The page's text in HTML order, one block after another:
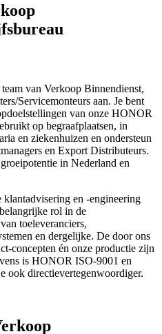
van Verkoop Binnendienst,
Servicemonteurs aan. Je bent
van onze HONOR
op begraafplaatsen, in
en ziekenhuizen en ondersteun
en Export Distributeurs.
in Nederland en
en -engineering
rol in de
toeleveranciers,
en dergelijke. De door ons
concepten én onze productie zijn
is HONOR ISO-9001 en
ook directievertegenwoordiger.